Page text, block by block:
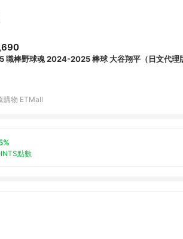
職棒野球魂 2024-2025 棒球 大谷翔平（日文代理
購物 ETMall
點數